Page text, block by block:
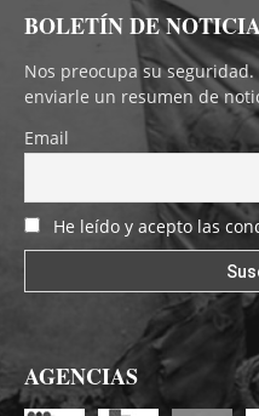
BOLETÍN DE
Nos preocupa su
enviarle un resumen de
Email
He leído y acepto las
AGENCIAS